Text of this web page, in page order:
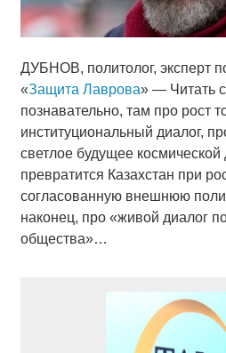
ДУБНОВ, политолог, эксперт
«Защита Лаврова» — Читать
познавательно, там про рост
институциональный диалог,
светлое будущее
превратится Казахстан при
согласованную внешнюю
наконец, про «живой диалог
общества»…